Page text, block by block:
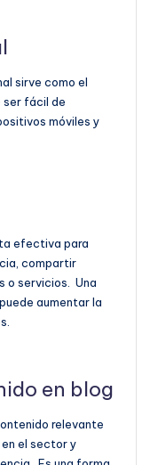
sirve como el
ser fácil de
móviles y
efectiva para
compartir
o servicios. Una
aumentar la
en blog
relevante
el sector y